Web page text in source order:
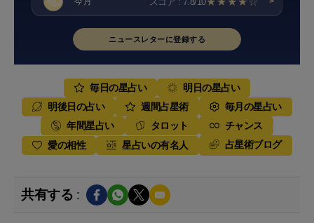
ニュースレターに登録する
毎日の星占い
明日の星占い
明後日の占い
週間占星術
毎月の星占い
年間星占い
タロット
チャンス
愛の相性
星占いの有名人 占星術ブログ
共有する :